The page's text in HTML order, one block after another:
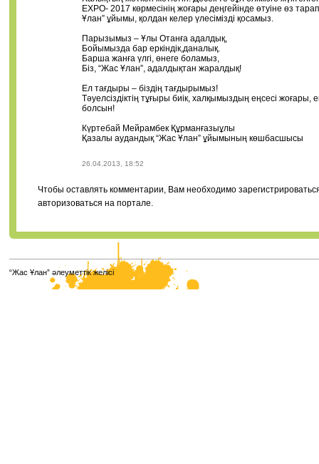
ЕХРО- 2017 көрмесінің жоғары деңгейінде өтуіне өз
Ұлан” ұйымы, қолдан келер үлесімізді қосамыз.
Парызымыз – Ұлы Отанға адалдық,
Бойымызда бар еркіндік,даналық.
Барша жанға үлгі, өнеге боламыз,
Біз, “Жас Ұлан”, адалдықтан жаралдық!
Ел тағдыры – біздің тағдырымыз!
Тәуелсіздіктің тұғыры биік, халқымыздың еңсесі жоғары,
болсын!
Күртебай Мейрамбек Құрманғазыұлы
Қазалы аудандық “Жас Ұлан” ұйымының көшбасшысы
26.04.2013, 18:52
Чтобы оставлять комментарии, Вам необходимо
авторизоваться на портале.
“Жас Ұлан” әлеуметтік желісі